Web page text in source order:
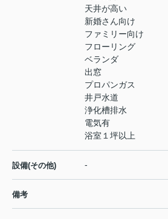
天井が高い
新婚さん向け
ファミリー向け
フローリング
ベランダ
出窓
プロパンガス
井戸水道
浄化槽排水
電気有
浴室１坪以上
設備(その他) -
備考